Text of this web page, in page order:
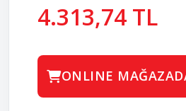
4.313,74 TL
ONLINE